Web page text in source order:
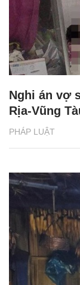
PHÁP LUẬT
Nghi án vợ
Rịa-Vũng